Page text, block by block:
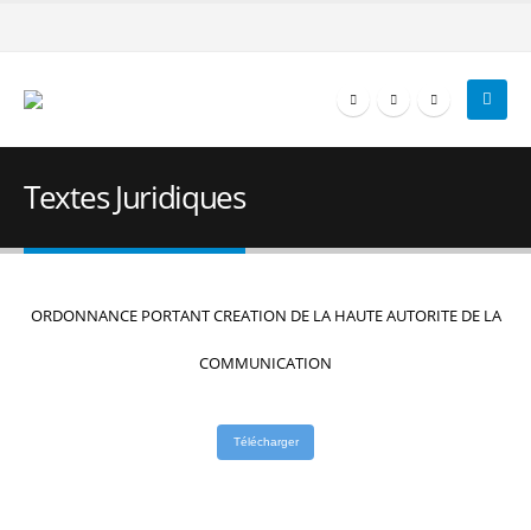
Textes Juridiques
ORDONNANCE PORTANT CREATION DE LA HAUTE AUTORITE DE LA
COMMUNICATION
Télécharger